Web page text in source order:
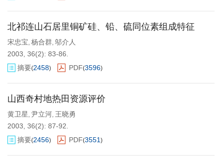
北祁连山石居里铜矿硅、铅、硫同位素组成特征
宋忠宝, 杨合群, 邬介人
2003, 36(2): 83-86.
摘要(2458) PDF(3596)
山西奇村地热田资源评价
黄卫星, 尹立河, 王晓勇
2003, 36(2): 87-92.
摘要(2456) PDF(3551 )